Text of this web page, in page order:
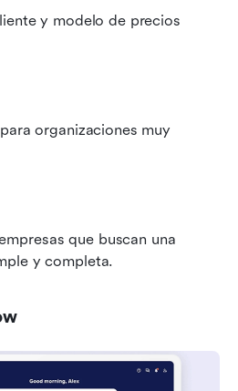
y modelo de precios
organizaciones muy
que buscan una
y completa.